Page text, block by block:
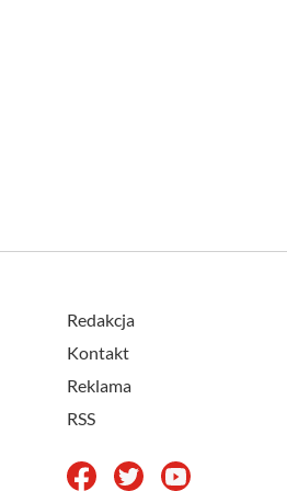
Redakcja
Kontakt
Reklama
RSS